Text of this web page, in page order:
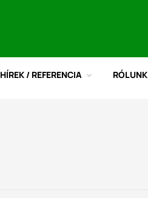
HÍREK / REFERENCIA RÓLUNK